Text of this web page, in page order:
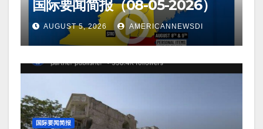
国际要闻简报（08-05-2026）
AUGUST 5, 2026 AMERICANNEWSDI
国际要闻简报